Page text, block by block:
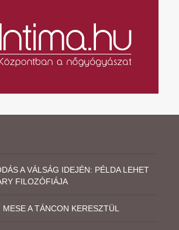
A VÁLSÁG IDEJÉN: PÉLDA LEHET
FILOZÓFIÁJA
A TÁNCON KERESZTÜL